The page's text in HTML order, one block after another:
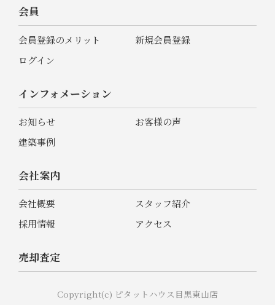
会員
会員登録のメリット
新規会員登録
ログイン
インフォメーション
お知らせ
お客様の声
建築事例
会社案内
会社概要
スタッフ紹介
採用情報
アクセス
売却査定
Copyright(c) ピタットハウス目黒東山店